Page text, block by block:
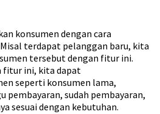
konsumen dengan cara
terdapat pelanggan baru, kita
tersebut dengan fitur ini.
fitur ini, kita dapat
seperti konsumen lama,
pembayaran, sudah pembayaran,
sesuai dengan kebutuhan.